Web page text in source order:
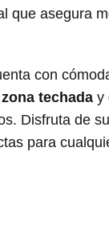
que asegura
con
zona techada y
Disfruta de
para